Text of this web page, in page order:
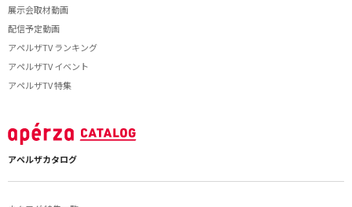
展示会取材動画
配信予定動画
アペルザTV ランキング
アペルザTV イベント
アペルザTV 特集
アペルザカタログ